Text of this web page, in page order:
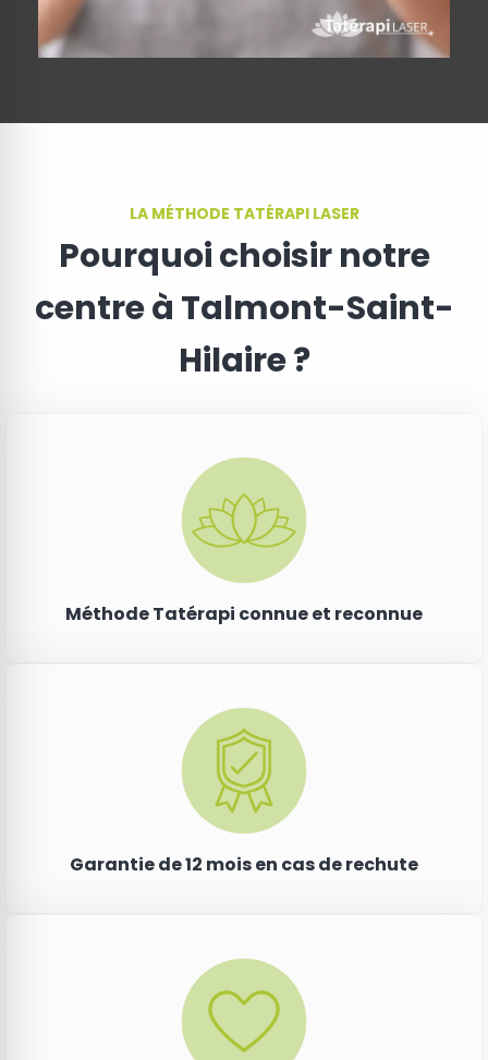
LA MÉTHODE TATÉRAPI LASER
Pourquoi choisir notre
centre à Talmont-Saint-
Hilaire ?
Méthode Tatérapi connue et reconnue
Garantie de 12 mois en cas de rechute